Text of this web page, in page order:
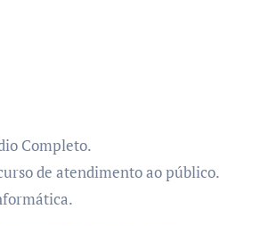
Completo.
de atendimento ao público.